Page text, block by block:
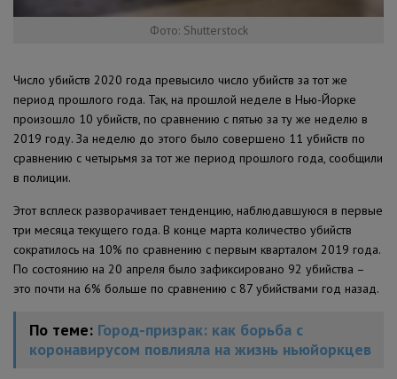
Фото: Shutterstock
Число убийств 2020 года превысило число убийств за тот же
период прошлого года. Так, на прошлой неделе в Нью-Йорке
произошло 10 убийств, по сравнению с пятью за ту же неделю в
2019 году. За неделю до этого было совершено 11 убийств по
сравнению с четырьмя за тот же период прошлого года, сообщили
в полиции.
Этот всплеск разворачивает тенденцию, наблюдавшуюся в первые
три месяца текущего года. В конце марта количество убийств
сократилось на 10% по сравнению с первым кварталом 2019 года.
По состоянию на 20 апреля было зафиксировано 92 убийства –
это почти на 6% больше по сравнению с 87 убийствами год назад.
По теме: Город-призрак: как борьба с
коронавирусом повлияла на жизнь ньюйоркцев